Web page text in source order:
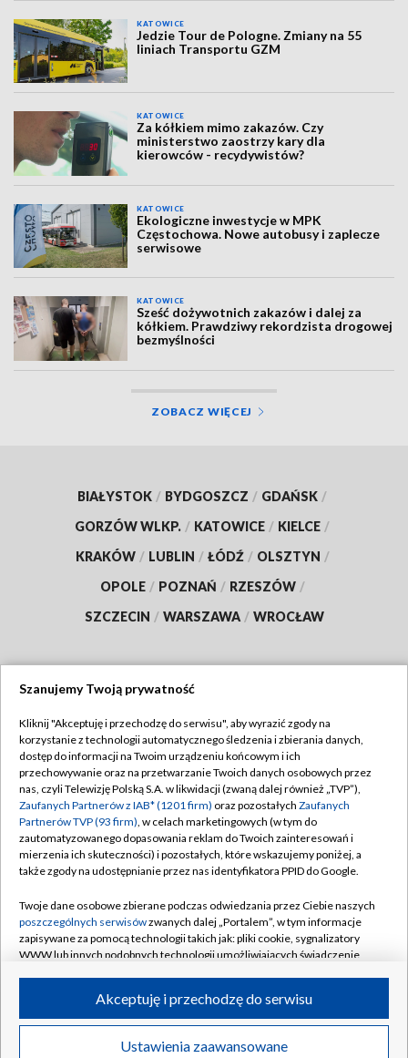
KATOWICE
Jedzie Tour de Pologne. Zmiany na 55
liniach Transportu GZM
KATOWICE
Za kółkiem mimo zakazów. Czy
ministerstwo zaostrzy kary dla
kierowców - recydywistów?
KATOWICE
Ekologiczne inwestycje w MPK
Częstochowa. Nowe autobusy i zaplecze
serwisowe
KATOWICE
Sześć dożywotnich zakazów i dalej za
kółkiem. Prawdziwy rekordzista drogowej
bezmyślności
ZOBACZ WIĘCEJ
BIAŁYSTOK / BYDGOSZCZ / GDAŃSK /
GORZÓW WLKP. / KATOWICE / KIELCE /
KRAKÓW / LUBLIN / ŁÓDŹ / OLSZTYN /
OPOLE / POZNAŃ / RZESZÓW /
SZCZECIN / WARSZAWA / WROCŁAW
TVP
Abonament TVP
Emisja w TVP
Centrum informacji TVP
Naziemna Telewizja Cyfrowa
Rada Programowa
System NOS
Informacje o nadawcy
Program dla prasy
Regulamin TVP
Polityka prywatności
Moje zgody
Pomoc
Kontakt
Kanały
©2026 Telewizja Polska S.A. w likwidacji
Szanujemy Twoją prywatność
Kliknij "Akceptuję i przechodzę do serwisu", aby wyrazić zgody na
korzystanie z technologii automatycznego śledzenia i zbierania danych,
dostęp do informacji na Twoim urządzeniu końcowym i ich
przechowywanie oraz na przetwarzanie Twoich danych osobowych przez
nas, czyli Telewizję Polską S.A. w likwidacji (zwaną dalej również „TVP”),
Zaufanych Partnerów z IAB* (1201 firm) oraz pozostałych Zaufanych
Partnerów TVP (93 firm), w celach marketingowych (w tym do
zautomatyzowanego dopasowania reklam do Twoich zainteresowań i
mierzenia ich skuteczności) i pozostałych, które wskazujemy poniżej, a
także zgody na udostępnianie przez nas identyfikatora PPID do Google.
Twoje dane osobowe zbierane podczas odwiedzania przez Ciebie naszych
poszczególnych serwisówzwanych dalej „Portalem”, w tym informacje
zapisywane za pomocą technologii takich jak: pliki cookie, sygnalizatory
WWW lub innych podobnych technologii umożliwiających świadczenie
ruchu w Internecie.
Twoje dane osobowe zbierane podczas odwiedzania przez Ciebie
poszczególnych serwisówna Portalu, takie jak adresy IP, identyfikatory
Ustawienia zaawansowane
Akceptuję i przechodzę do serwisu